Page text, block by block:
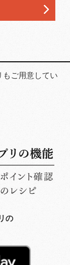
もご用意してい
の